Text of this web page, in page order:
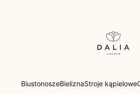
BiustonoszeBieliznaStroje kąpielowe